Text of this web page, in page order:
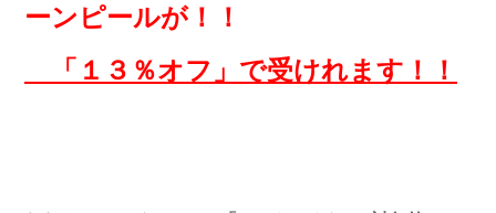
ーンピールが！！
「１３％オフ」で受けれます！！